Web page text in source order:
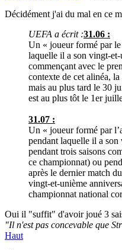
Décidément j'ai du mal en ce
UEFA a écrit :31.06 :
Un « joueur formé par le
laquelle il a son vingt-et-
commençant avec le
contexte de cet alinéa,
mais au plus tard le 30
est au plus tôt le 1er
31.07 :
Un « joueur formé par
pendant laquelle il a son
pendant trois saisons
ce championnat) ou
après le dernier match
vingt-et-unième
championnat national
Oui il "suffit" d'avoir joué 3
"Il n'est pas concevable que
Haut